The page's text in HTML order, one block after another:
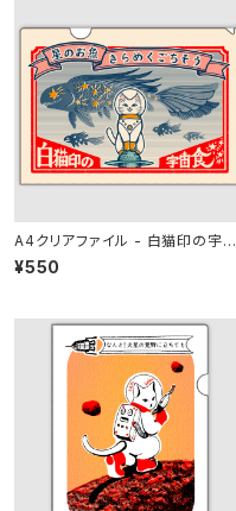
A4クリアファイル - 白猫印の宇宙
食 おさかな味
¥550